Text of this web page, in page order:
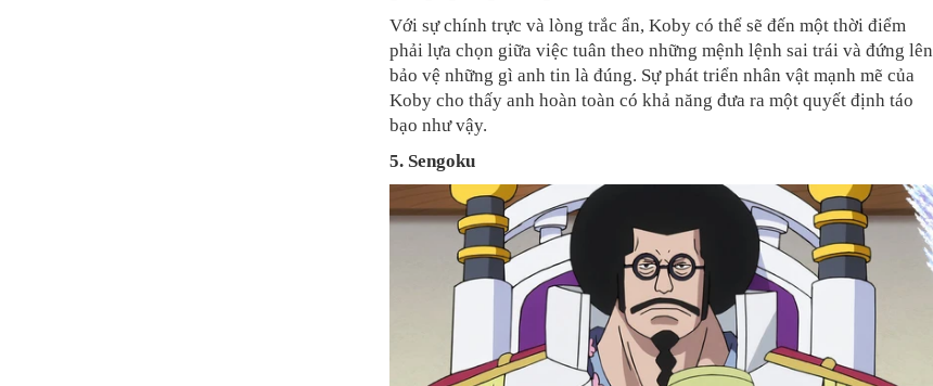
Với sự chính trực và lòng trắc ẩn, Koby có thể sẽ đến một thời điểm
phải lựa chọn giữa việc tuân theo những mệnh lệnh sai trái và đứng lên
bảo vệ những gì anh tin là đúng. Sự phát triển nhân vật mạnh mẽ của
Koby cho thấy anh hoàn toàn có khả năng đưa ra một quyết định táo
bạo như vậy.
5. Sengoku